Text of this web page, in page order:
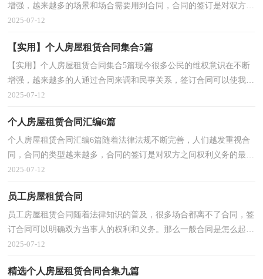
增强，越来越多的场景和场合需要用到合同，合同的签订是对双方之
间权利义务的最好规范。相信很多朋友都对拟合同...
2025-07-12
【实用】个人房屋租赁合同集合5篇
【实用】个人房屋租赁合同集合5篇现今很多公民的维权意识在不断
增强，越来越多的人通过合同来调和民事关系，签订合同可以使我们
的合法权益得到法律的保障。那么大家知道正规的...
2025-07-12
个人房屋租赁合同汇编6篇
个人房屋租赁合同汇编6篇随着法律法规不断完善，人们越发重视合
同，合同的类型越来越多，合同的签订是对双方之间权利义务的最好
规范。那么合同书的格式，你掌握了吗？以下是小编帮大...
2025-07-12
员工房屋租赁合同
员工房屋租赁合同随着法律知识的普及，很多场合都离不了合同，签
订合同可以明确双方当事人的权利和义务。那么一般合同是怎么起草
的呢？以下是小编精心整理的员工房屋租赁合同，欢迎...
2025-07-12
精选个人房屋租赁合同合集九篇